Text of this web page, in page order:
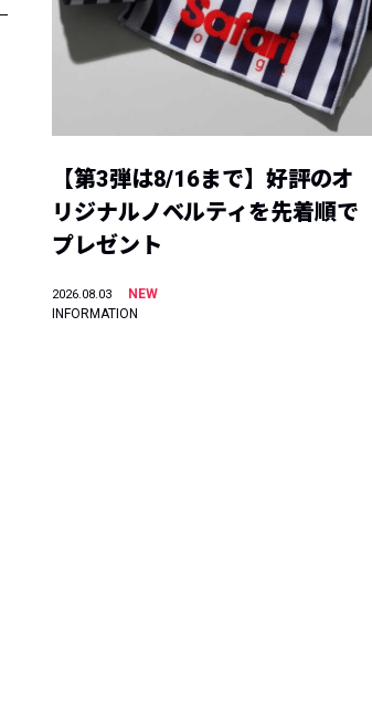
【第3弾は8/16まで】好評のオ
リジナルノベルティを先着順で
プレゼント
2026.08.03
NEW
INFORMATION